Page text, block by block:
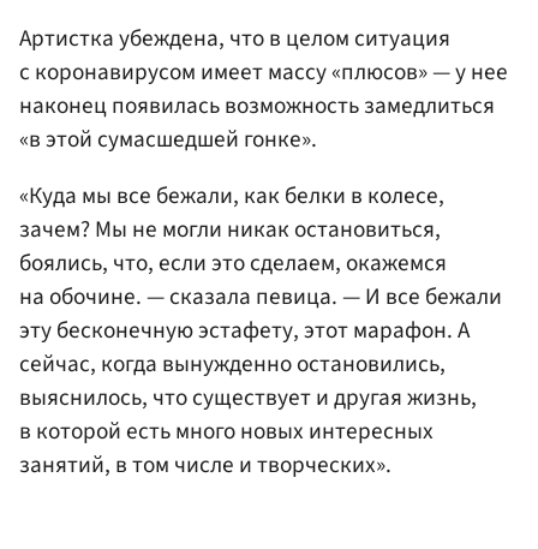
Артистка убеждена, что в целом ситуация
с коронавирусом имеет массу «плюсов» — у нее
наконец появилась возможность замедлиться
«в этой сумасшедшей гонке».
«Куда мы все бежали, как белки в колесе,
зачем? Мы не могли никак остановиться,
боялись, что, если это сделаем, окажемся
на обочине. — сказала певица. — И все бежали
эту бесконечную эстафету, этот марафон. А
сейчас, когда вынужденно остановились,
выяснилось, что существует и другая жизнь,
в которой есть много новых интересных
занятий, в том числе и творческих».